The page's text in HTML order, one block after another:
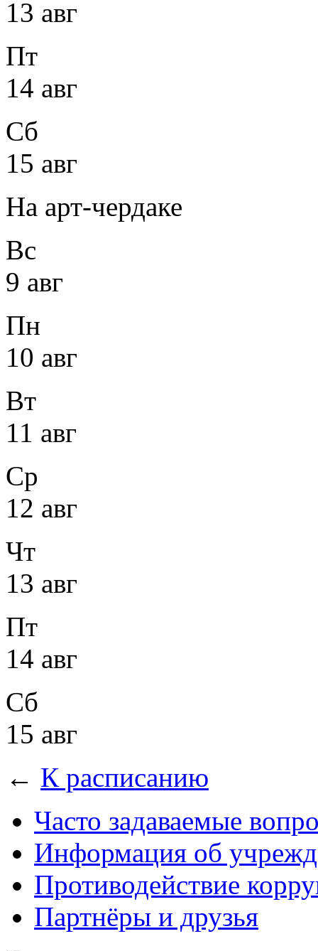
13 авг
Пт
14 авг
Сб
15 авг
На арт-чердаке
Вс
9 авг
Пн
10 авг
Вт
11 авг
Ср
12 авг
Чт
13 авг
Пт
14 авг
Сб
15 авг
← К расписанию
Часто задаваемые
Информация об
Противодействие
Партнёры и друзья